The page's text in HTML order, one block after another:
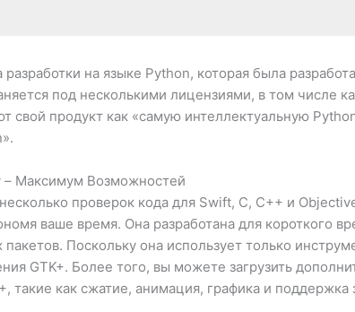
разработки на языке Python, которая была
под несколькими лицензиями, в том числе
свой продукт как «самую интеллектуальную
– Максимум Возможностей
проверок кода для Swift, C, C++ и
ваше время. Она разработана для короткого
Поскольку она использует только
GTK+. Более того, вы можете загрузить
такие как сжатие, анимация, графика и поддержка